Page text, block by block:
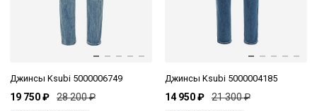
Джинсы Ksubi 5000006749
19 750 ₽ 28 200 ₽
Джинсы Ksubi 5000004185
14 950 ₽ 21 300 ₽